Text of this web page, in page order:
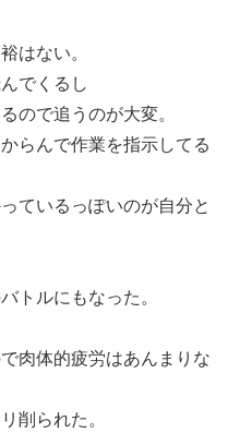
はない。
でくるし
ので追うのが大変。
らんで作業を指示してる
ているっぽいのが自分と
トルにもなった。
肉体的疲労はあんまりな
削られた。